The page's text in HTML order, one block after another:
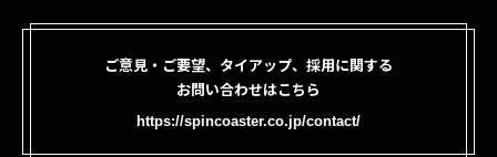
ご意見・ご要望、タイアップ、採用に関する
お問い合わせはこちら
https://spincoaster.co.jp/contact/